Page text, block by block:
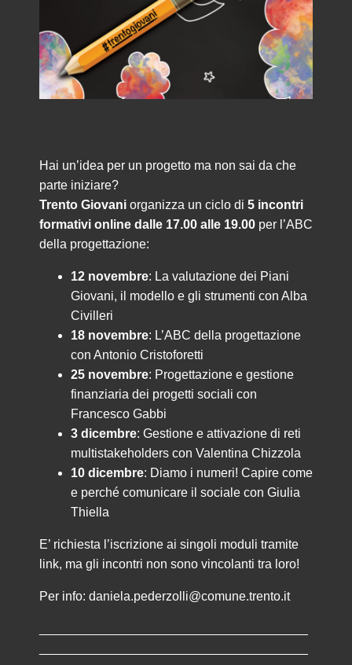
Hai un’idea per un progetto ma non sai da che
parte iniziare?
Trento Giovani organizza un ciclo di 5 incontri
formativi online dalle 17.00 alle 19.00 per l’ABC
della progettazione:
12 novembre: La valutazione dei Piani
Giovani, il modello e gli strumenti con Alba
Civilleri
18 novembre: L’ABC della progettazione
con Antonio Cristoforetti
25 novembre: Progettazione e gestione
finanziaria dei progetti sociali con
Francesco Gabbi
3 dicembre: Gestione e attivazione di reti
multistakeholders con Valentina Chizzola
10 dicembre: Diamo i numeri! Capire come
e perché comunicare il sociale con Giulia
Thiella
E’ richiesta l’iscrizione ai singoli moduli tramite
link, ma gli incontri non sono vincolanti tra loro!
Per info: daniela.pederzolli@comune.trento.it